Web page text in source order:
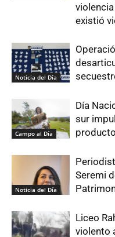
existió
Noticia del Día
Campo al Día
Día
sur
Noticia del Día
Seremi
Liceo
violento